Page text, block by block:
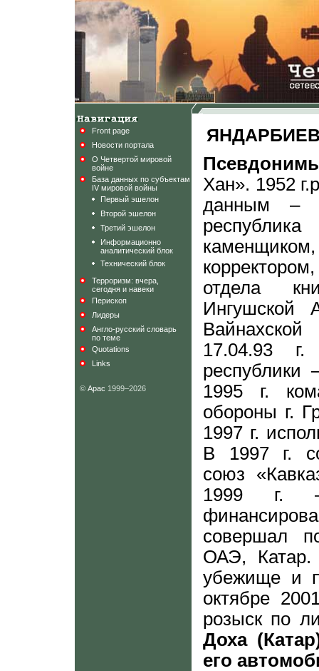
Front page
Новости портала
О Четвертой мировой
войне
База данных по субъектам
IV мировой войны
Первый эшелон
Второй эшелон
Третий эшелон
Информационно
аналитический блок
Технический блок
Терроризм: вчера,
сегодня и навеки
Перископ
Лидеры
Англо-русский словарь
по теме
Quotations
Links
© Арас 1999–2026
Хан». 1952
данным –
отдела
17.04.93 г.
1995 г.
обороны г.
1997 г.
В 1997 г.
союз
1999 г. –
совершал
ОАЭ, Катар.
убежище и
октябре
розыск по
Доха
его